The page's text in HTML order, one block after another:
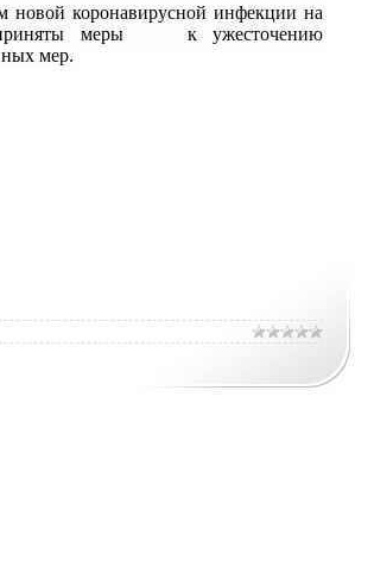
новой коронавирусной инфекции на
меры к ужесточению
мер.